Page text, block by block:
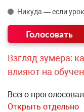
Никуда — если
Взгляд зумера:
влияют на
Всего
Открыть отдельно